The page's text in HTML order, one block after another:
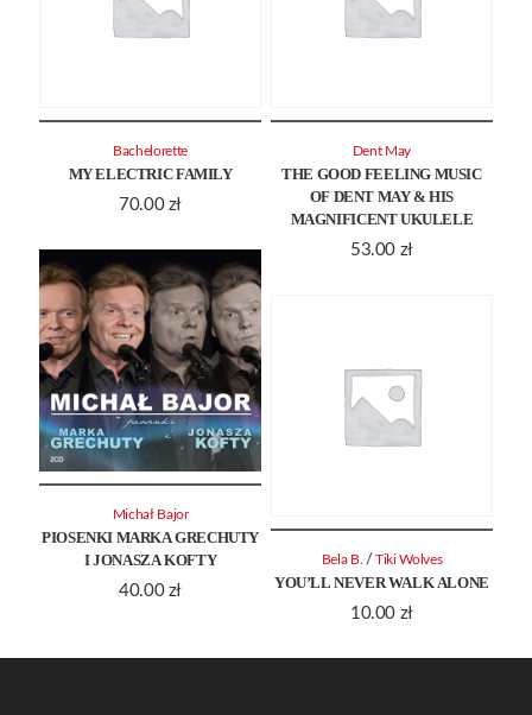
MY ELECTRIC FAMILY
70.00 zł
Bachelorette
THE GOOD FEELING MUSIC
OF DENT MAY & HIS
MAGNIFICENT UKULELE
53.00 zł
Dent May
PIOSENKI MARKA GRECHUTY
I JONASZA KOFTY
40.00 zł
Michał Bajor
YOU’LL NEVER WALK ALONE
10.00 zł
Bela B. /Tiki Wolves